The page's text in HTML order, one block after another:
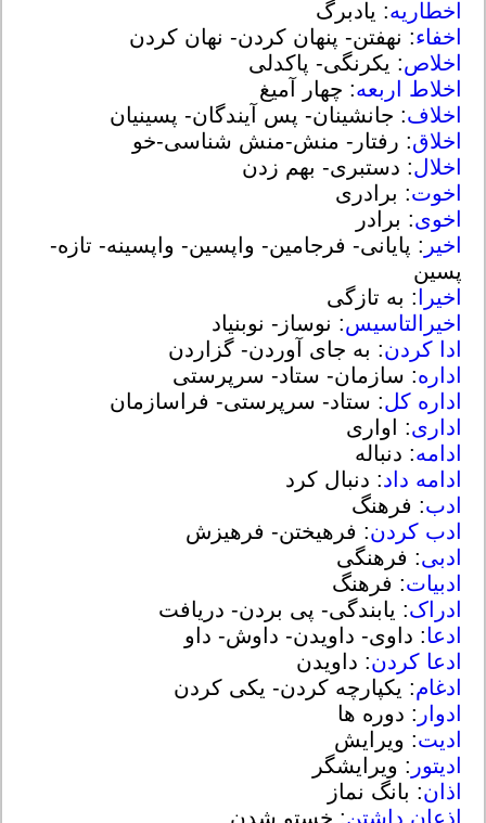
اخطاریه: یادبرگ
اخفاء: نهفتن- پنهان کردن- نهان کردن
اخلاص: یکرنگی- پاکدلی
اخلاط اربعه: چهار آمیغ
اخلاف: جانشینان- پس آیندگان- پسینیان
اخلاق: رفتار- منش-منش شناسی-خو
اخلال: دستبری- بهم زدن
اخوت: برادری
اخوی: برادر
اخیر : پایانی- فرجامین- واپسین- واپسینه- تازه-
پسین
اخیرا : به تازگی
اخیرالتاسیس: نوساز- نوبنیاد
ادا کردن: به جای آوردن- گزاردن
اداره: سازمان- ستاد- سرپرستی
اداره کل: ستاد- سرپرستی- فراسازمان
اداری: اوارى
ادامه: دنباله
ادامه داد: دنبال کرد
ادب: فرهنگ
ادب کردن: فرهیختن- فرهیزش
ادبی: فرهنگی
ادبیات: فرهنگ
ادراک: یابندگی- پی بردن- دریافت
ادعا: داوی- داویدن- داوش- داو
ادعا کردن: داویدن
ادغام: یکپارچه کردن- یکی کردن
ادوار : دوره ها
ادیت: ویرایش
ادیتور : ویرایشگر
اذان: بانگ نماز
اذعان داشتن: خستو شدن